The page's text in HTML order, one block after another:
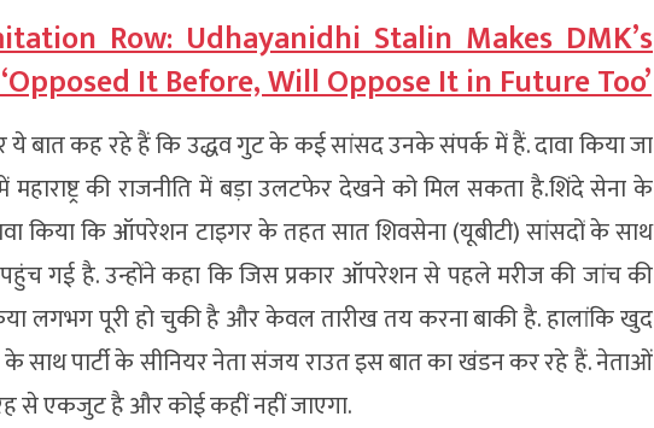
Row: Udhayanidhi Stalin Makes DMK’s
It Before, Will Oppose It in Future Too’
बात कह रहे हैं कि उद्धव गुट के कई सांसद उनके संपर्क में हैं. दावा किया जा
की राजनीति में बड़ा उलटफेर देखने को मिल सकता है.शिंदे सेना के
किया कि ऑपरेशन टाइगर के तहत सात शिवसेना (यूबीटी) सांसदों के साथ
गई है. उन्होंने कहा कि जिस प्रकार ऑपरेशन से पहले मरीज की जांच की
लगभग पूरी हो चुकी है और केवल तारीख तय करना बाकी है. हालांकि खुद
पार्टी के सीनियर नेता संजय राउत इस बात का खंडन कर रहे हैं. नेताओं
से एकजुट है और कोई कहीं नहीं जाएगा.